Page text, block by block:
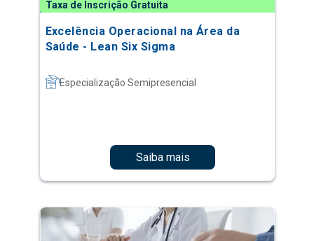
Taxa de Inscrição Gratuita
Excelência Operacional na Área da
Saúde - Lean Six Sigma
Especialização Semipresencial
Saiba mais